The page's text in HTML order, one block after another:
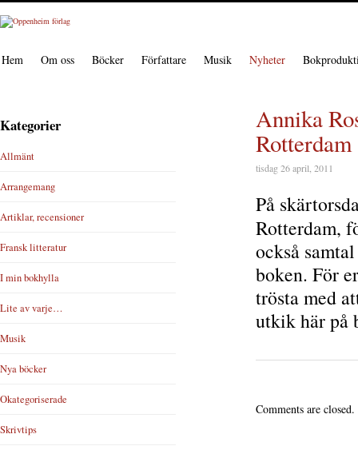
Hem Om oss Böcker Författare Musik Nyheter
Annika
Rotterdam
tisdag 26 april, 2011
På
Rotterdam,
också
boken. För
trösta med
utkik här på
Comments are closed.
Kategorier
Allmänt
Arrangemang
Artiklar, recensioner
Fransk litteratur
I min bokhylla
Lite av varje…
Musik
Nya böcker
Okategoriserade
Skrivtips